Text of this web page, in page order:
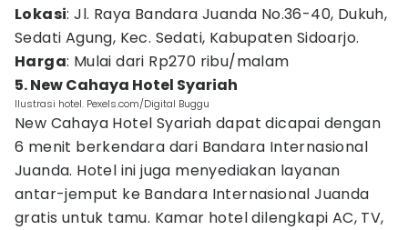
Lokasi: Jl. Raya Bandara Juanda No.36-40, Dukuh,
Sedati Agung, Kec. Sedati, Kabupaten Sidoarjo.
Harga: Mulai dari Rp270 ribu/malam
5. New Cahaya Hotel Syariah
Ilustrasi hotel. Pexels.com/Digital Buggu
New Cahaya Hotel Syariah dapat dicapai dengan
6 menit berkendara dari Bandara Internasional
Juanda. Hotel ini juga menyediakan layanan
antar-jemput ke Bandara Internasional Juanda
gratis untuk tamu. Kamar hotel dilengkapi AC, TV,